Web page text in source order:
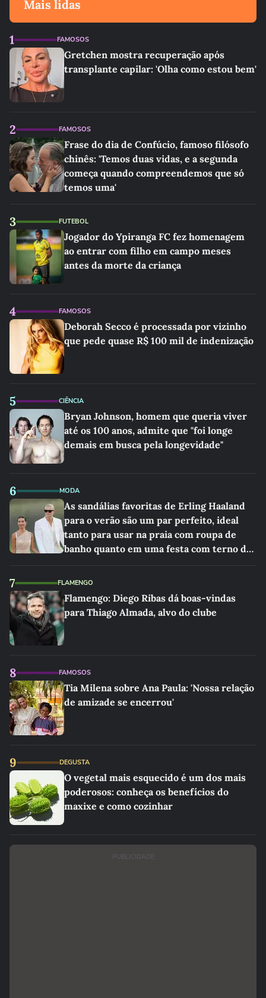
Mais lidas
1 FAMOSOS
Gretchen mostra recuperação após
transplante capilar: 'Olha como estou bem'
2 FAMOSOS
Frase do dia de Confúcio, famoso filósofo
chinês: 'Temos duas vidas, e a segunda
começa quando compreendemos que só
temos uma'
3 FUTEBOL
Jogador do Ypiranga FC fez homenagem
ao entrar com filho em campo meses
antes da morte da criança
4 FAMOSOS
Deborah Secco é processada por vizinho
que pede quase R$ 100 mil de indenização
5 CIÊNCIA
Bryan Johnson, homem que queria viver
até os 100 anos, admite que "foi longe
demais em busca pela longevidade"
6 MODA
As sandálias favoritas de Erling Haaland
para o verão são um par perfeito, ideal
tanto para usar na praia com roupa de
banho quanto em uma festa com terno de
7 FLAMENGO
Flamengo: Diego Ribas dá boas-vindas
para Thiago Almada, alvo do clube
8 FAMOSOS
Tia Milena sobre Ana Paula: 'Nossa relação
de amizade se encerrou'
9 DEGUSTA
O vegetal mais esquecido é um dos mais
poderosos: conheça os benefícios do
maxixe e como cozinhar
PUBLICIDADE